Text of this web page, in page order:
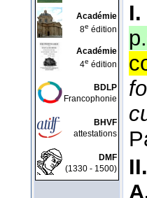
Académie
8e édition
Académie
4e édition
BDLP
Francophonie
BHVF
attestations
DMF
(1330 - 1500)